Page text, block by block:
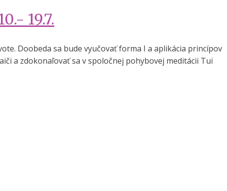
19.7.
Doobeda sa bude vyučovať forma I a aplikácia princípov
a zdokonaľovať sa v spoločnej pohybovej meditácii Tui